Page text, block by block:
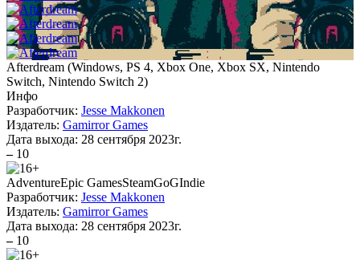
Afterdream (Windows, PS 4, Xbox One, Xbox SX, Nintendo
Switch, Nintendo Switch 2)
Инфо
Разработчик: Jesse Makkonen
Издатель: Gamirror Games
Дата выхода: 28 сентября 2023г.
– 10
AdventureEpic GamesSteamGoGIndie
Разработчик: Jesse Makkonen
Издатель: Gamirror Games
Дата выхода: 28 сентября 2023г.
– 10